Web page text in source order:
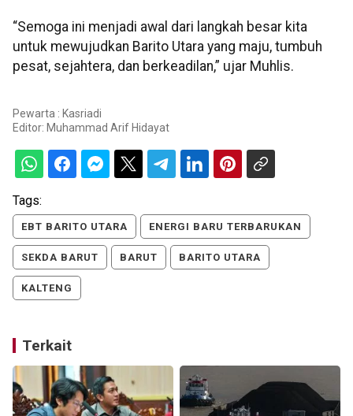
“Semoga ini menjadi awal dari langkah besar kita
untuk mewujudkan Barito Utara yang maju, tumbuh
pesat, sejahtera, dan berkeadilan,” ujar Muhlis.
Pewarta : Kasriadi
Editor: Muhammad Arif Hidayat
Tags:
EBT BARITO UTARA ENERGI BARU TERBARUKAN
SEKDA BARUT BARUT BARITO UTARA
KALTENG
Terkait